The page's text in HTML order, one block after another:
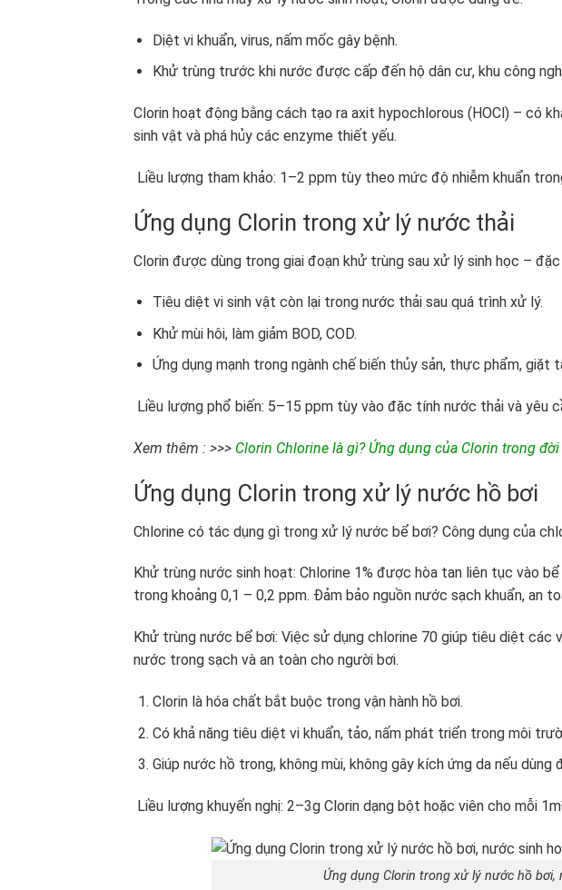
Diệt vi khuẩn, virus, nấm mốc gây bệnh.
Khử trùng trước khi nước được cấp đến hộ dân cư, khu công
Clorin hoạt động bằng cách tạo ra axit hypochlorous (HOCl) – có
sinh vật và phá hủy các enzyme thiết yếu.
Liều lượng tham khảo: 1–2 ppm tùy theo mức độ nhiễm khuẩn
Ứng dụng Clorin trong xử lý nước thải
Clorin được dùng trong giai đoạn khử trùng sau xử lý sinh học –
Tiêu diệt vi sinh vật còn lại trong nước thải sau quá trình xử lý.
Khử mùi hôi, làm giảm BOD, COD.
Ứng dụng mạnh trong ngành chế biến thủy sản, thực phẩm, giặt
Liều lượng phổ biến: 5–15 ppm tùy vào đặc tính nước thải và yêu
Xem thêm : >>> Clorin Chlorine là gì? Ứng dụng của Clorin trong
Ứng dụng Clorin trong xử lý nước hồ bơi
Chlorine có tác dụng gì trong xử lý nước bể bơi? Công dụng của
Khử trùng nước sinh hoạt: Chlorine 1% được hòa tan liên tục vào
trong khoảng 0,1 – 0,2 ppm. Đảm bảo nguồn nước sạch khuẩn, an
Khử trùng nước bể bơi: Việc sử dụng chlorine 70 giúp tiêu diệt các
nước trong sạch và an toàn cho người bơi.
Clorin là hóa chất bắt buộc trong vận hành hồ bơi.
Có khả năng tiêu diệt vi khuẩn, tảo, nấm phát triển trong môi
Giúp nước hồ trong, không mùi, không gây kích ứng da nếu dùng
Liều lượng khuyến nghị: 2–3g Clorin dạng bột hoặc viên cho mỗi
Ứng dụng Clorin trong xử lý nước hồ bơi,